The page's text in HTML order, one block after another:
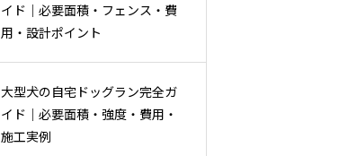
イド｜必要面積・フェンス・費
用・設計ポイント
大型犬の自宅ドッグラン完全ガ
イド｜必要面積・強度・費用・
施工実例